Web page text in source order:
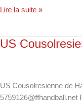
Lire la suite »
US
US Cousolresienne de
5759126@ffhandball.net
US